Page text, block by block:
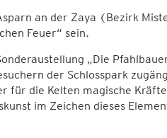
an der Zaya (Bezirk
Feuer“ sein.
„Die
der Schlosspark
für die Kelten magische
im Zeichen dieses